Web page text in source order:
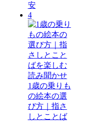
安
4
1歳の乗りも
の絵本の選
び方｜指さ
しとことば